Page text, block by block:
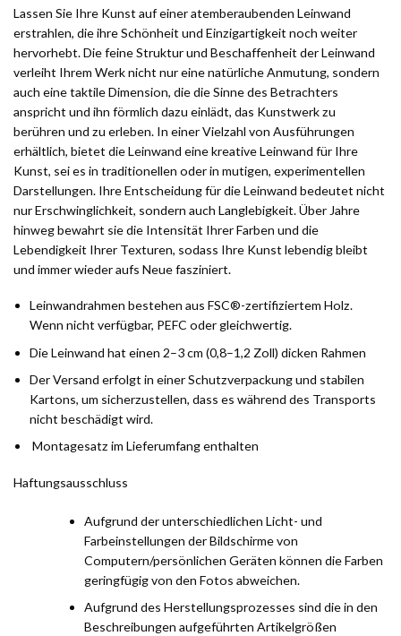
Lassen Sie Ihre Kunst auf einer atemberaubenden Leinwand
erstrahlen, die ihre Schönheit und Einzigartigkeit noch weiter
hervorhebt. Die feine Struktur und Beschaffenheit der Leinwand
verleiht Ihrem Werk nicht nur eine natürliche Anmutung, sondern
auch eine taktile Dimension, die die Sinne des Betrachters
anspricht und ihn förmlich dazu einlädt, das Kunstwerk zu
berühren und zu erleben. In einer Vielzahl von Ausführungen
erhältlich, bietet die Leinwand eine kreative Leinwand für Ihre
Kunst, sei es in traditionellen oder in mutigen, experimentellen
Darstellungen. Ihre Entscheidung für die Leinwand bedeutet nicht
nur Erschwinglichkeit, sondern auch Langlebigkeit. Über Jahre
hinweg bewahrt sie die Intensität Ihrer Farben und die
Lebendigkeit Ihrer Texturen, sodass Ihre Kunst lebendig bleibt
und immer wieder aufs Neue fasziniert.
Leinwandrahmen bestehen aus FSC®-zertifiziertem Holz.
Wenn nicht verfügbar, PEFC oder gleichwertig.
Die Leinwand hat einen 2–3 cm (0,8–1,2 Zoll) dicken Rahmen
Der Versand erfolgt in einer Schutzverpackung und stabilen
Kartons, um sicherzustellen, dass es während des Transports
nicht beschädigt wird.
Montagesatz im Lieferumfang enthalten
Haftungsausschluss
Aufgrund der unterschiedlichen Licht- und
Farbeinstellungen der Bildschirme von
Computern/persönlichen Geräten können die Farben
geringfügig von den Fotos abweichen.
Aufgrund des Herstellungsprozesses sind die in den
Beschreibungen aufgeführten Artikelgrößen